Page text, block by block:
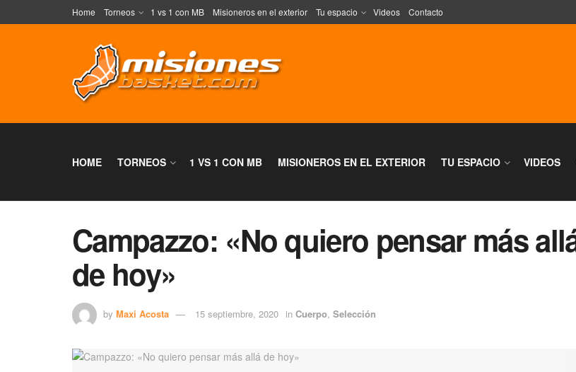
Home Torneos 1 vs 1 con MB Misioneros en el exterior Tu espacio Videos Contacto
HOME TORNEOS 1 VS 1 CON MB MISIONEROS EN EL EXTERIOR TU ESPACIO VIDEOS
Campazzo: «No quiero pensar más
de hoy»
by Maxi Acosta 15 septiembre, 2020 in Cuerpo, Selección